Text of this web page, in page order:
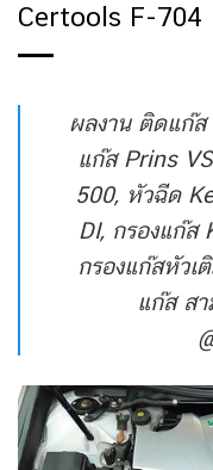
Certools F-704
ผลงาน ติดแก๊
แก๊ส Prins
500, หัวฉีด
DI, กรองแก๊ส
กรองแก๊สหัว
แก๊ส ส